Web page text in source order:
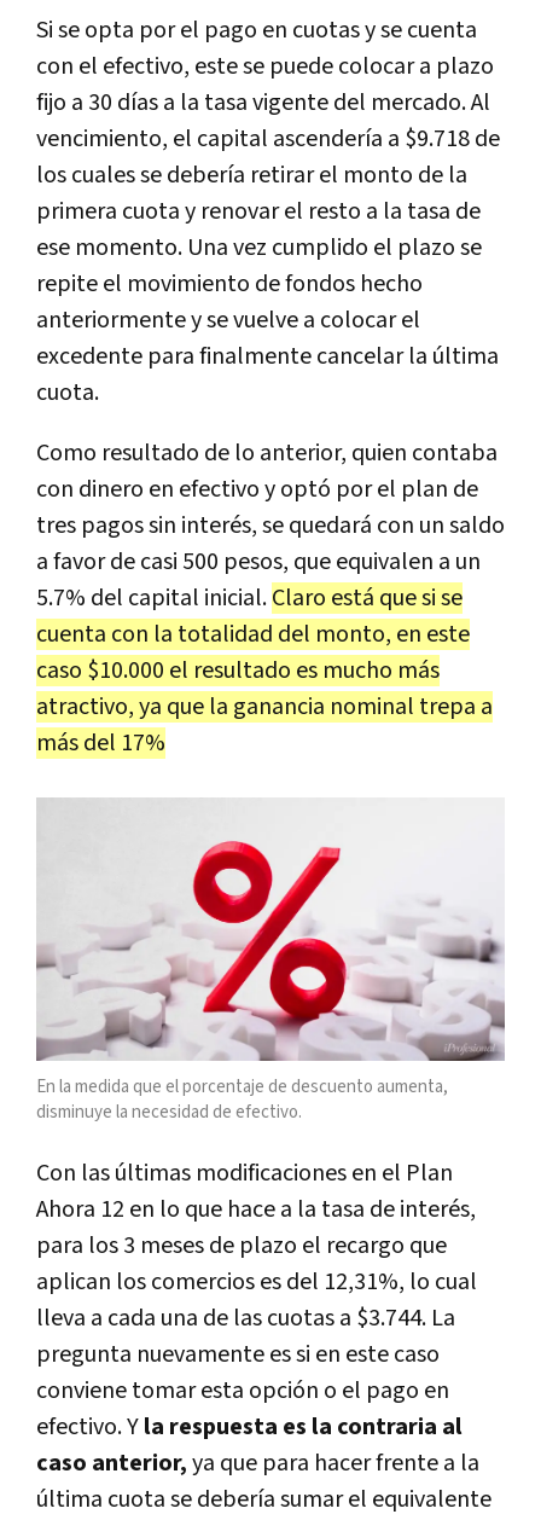
Si se opta por el pago en cuotas y se cuenta
con el efectivo, este se puede colocar a plazo
fijo a 30 días a la tasa vigente del mercado. Al
vencimiento, el capital ascendería a $9.718 de
los cuales se debería retirar el monto de la
primera cuota y renovar el resto a la tasa de
ese momento. Una vez cumplido el plazo se
repite el movimiento de fondos hecho
anteriormente y se vuelve a colocar el
excedente para finalmente cancelar la última
cuota.
Como resultado de lo anterior, quien contaba
con dinero en efectivo y optó por el plan de
tres pagos sin interés, se quedará con un saldo
a favor de casi 500 pesos, que equivalen a un
5.7% del capital inicial.Claro está que si se
cuenta con la totalidad del monto, en este
caso $10.000 el resultado es mucho más
atractivo, ya que la ganancia nominal trepa a
más del 17%
En la medida que el porcentaje de descuento aumenta,
disminuye la necesidad de efectivo.
Con las últimas modificaciones en el Plan
Ahora 12 en lo que hace a la tasa de interés,
para los 3 meses de plazo el recargo que
aplican los comercios es del 12,31%, lo cual
lleva a cada una de las cuotas a $3.744. La
pregunta nuevamente es si en este caso
conviene tomar esta opción o el pago en
efectivo. Yla respuesta es la contraria al
caso anterior,ya que para hacer frente a la
última cuota se debería sumar el equivalente